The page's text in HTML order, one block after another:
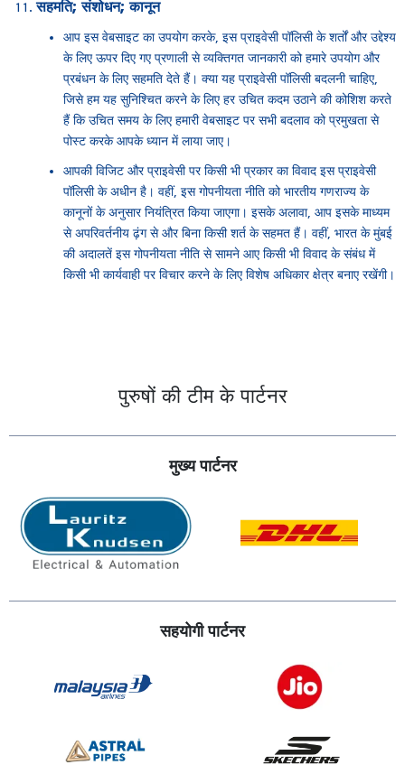
सहमति; संशोधन; कानून
आप इस वेबसाइट का उपयोग करके, इस प्राइवेसी पॉलिसी के शर्तों और उद्देश्य
के लिए ऊपर दिए गए प्रणाली से व्यक्तिगत जानकारी को हमारे उपयोग और
प्रबंधन के लिए सहमति देते हैं। क्या यह प्राइवेसी पॉलिसी बदलनी चाहिए,
जिसे हम यह सुनिश्चित करने के लिए हर उचित कदम उठाने की कोशिश करते
हैं कि उचित समय के लिए हमारी वेबसाइट पर सभी बदलाव को प्रमुखता से
पोस्ट करके आपके ध्यान में लाया जाए।
आपकी विजिट और प्राइवेसी पर किसी भी प्रकार का विवाद इस प्राइवेसी
पॉलिसी के अधीन है। वहीं, इस गोपनीयता नीति को भारतीय गणराज्य के
कानूनों के अनुसार नियंत्रित किया जाएगा। इसके अलावा, आप इसके माध्यम
से अपरिवर्तनीय ढ़ंग से और बिना किसी शर्त के सहमत हैं। वहीं, भारत के मुंबई
की अदालतें इस गोपनीयता नीति से सामने आए किसी भी विवाद के संबंध में
किसी भी कार्यवाही पर विचार करने के लिए विशेष अधिकार क्षेत्र बनाए रखेंगी।
पुरुषों की टीम के पार्टनर
मुख्य पार्टनर
सहयोगी पार्टनर